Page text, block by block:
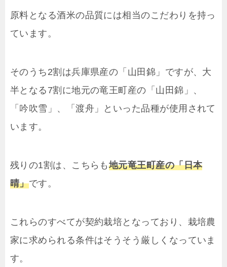
原料となる酒米の品質には相当のこだわりを持っ
ています。
そのうち2割は兵庫県産の「山田錦」ですが、大
半となる7割に地元の竜王町産の「山田錦」、
「吟吹雪」、「渡舟」といった品種が使用されて
います。
残りの1割は、こちらも 地元竜王町産の「日本
晴」です。
これらのすべてが契約栽培となっており、栽培農
家に求められる条件はそうそう厳しくなっていま
す。